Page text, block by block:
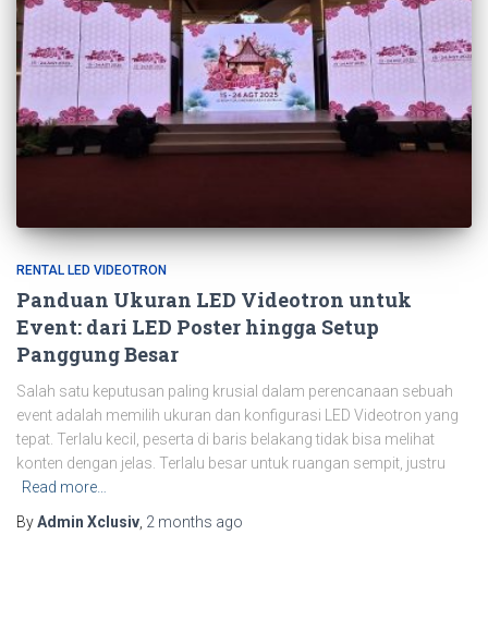
RENTAL LED VIDEOTRON
Panduan Ukuran LED Videotron untuk
Event: dari LED Poster hingga Setup
Panggung Besar
Salah satu keputusan paling krusial dalam perencanaan sebuah
event adalah memilih ukuran dan konfigurasi LED Videotron yang
tepat. Terlalu kecil, peserta di baris belakang tidak bisa melihat
konten dengan jelas. Terlalu besar untuk ruangan sempit, justru
Read more…
ByAdmin Xclusiv 2 months ago